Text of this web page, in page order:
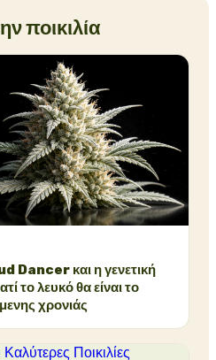
ποικιλία
Dancer και η γενετική
το λευκό θα είναι το
χρονιάς